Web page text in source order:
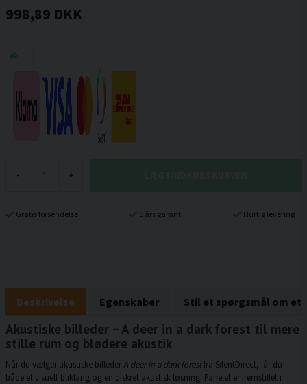
998,89 DKK
- +
Gratis forsendelse 5 års garanti Hurtig levering
Beskrivelse Egenskaber Stil et spørgsmål om et
Akustiske billeder – A deer in a dark forest til mere
stille rum og blødere akustik
Når du vælger akustiske billeder A deer in a dark forestfra SilentDirect, får du
både et visuelt blikfang og en diskret akustisk løsning. Panelet er fremstillet i